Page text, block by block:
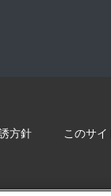
方針 このサ